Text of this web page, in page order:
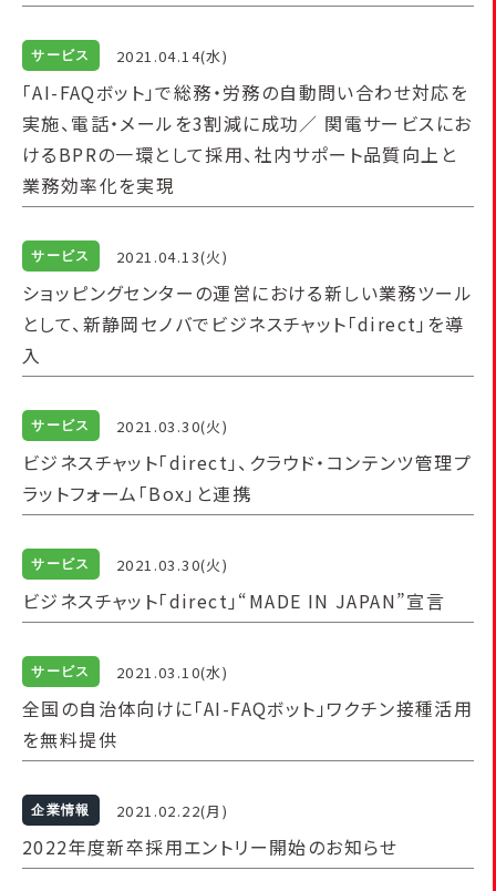
2021.04.14(水)
サービス
「AI-FAQボット」で総務・労務の自動問い合わせ対応を
実施、電話・メールを3割減に成功／ 関電サービスにお
けるBPRの一環として採用、社内サポート品質向上と
業務効率化を実現
2021.04.13(火)
サービス
ショッピングセンターの運営における新しい業務ツール
として、新静岡セノバでビジネスチャット「direct」を導
入
2021.03.30(火)
サービス
ビジネスチャット「direct」、クラウド・コンテンツ管理プ
ラットフォーム「Box」と連携
2021.03.30(火)
サービス
ビジネスチャット「direct」“MADE IN JAPAN”宣言
2021.03.10(水)
サービス
全国の自治体向けに「AI-FAQボット」ワクチン接種活用
を無料提供
2021.02.22(月)
企業情報
2022年度新卒採用エントリー開始のお知らせ